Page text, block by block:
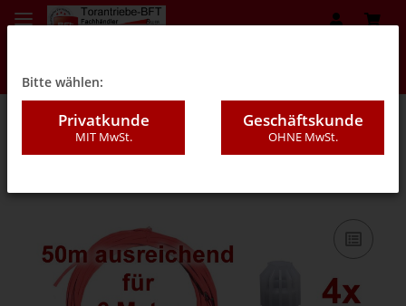
08GB - Kaltverguss (Set`s)
Bitte wählen:
Privatkunde
MIT MwSt.
Geschäftskunde
OHNE MwSt.